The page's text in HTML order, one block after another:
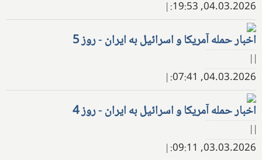
04.03.2026, 19:53:
|
اخبار حمله آمریکا و اسرائیل به ایران - روز 5
| |
04.03.2026, 07:41:
|
اخبار حمله آمریکا و اسرائیل به ایران - روز 4
| |
03.03.2026, 09:11:
|